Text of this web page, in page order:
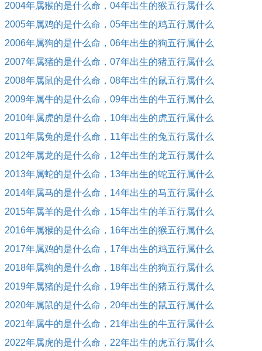
2004年属猴的是什么命，04年出生的猴五行属什么
2005年属鸡的是什么命，05年出生的鸡五行属什么
2006年属狗的是什么命，06年出生的狗五行属什么
2007年属猪的是什么命，07年出生的猪五行属什么
2008年属鼠的是什么命，08年出生的鼠五行属什么
2009年属牛的是什么命，09年出生的牛五行属什么
2010年属虎的是什么命，10年出生的虎五行属什么
2011年属兔的是什么命，11年出生的兔五行属什么
2012年属龙的是什么命，12年出生的龙五行属什么
2013年属蛇的是什么命，13年出生的蛇五行属什么
2014年属马的是什么命，14年出生的马五行属什么
2015年属羊的是什么命，15年出生的羊五行属什么
2016年属猴的是什么命，16年出生的猴五行属什么
2017年属鸡的是什么命，17年出生的鸡五行属什么
2018年属狗的是什么命，18年出生的狗五行属什么
2019年属猪的是什么命，19年出生的猪五行属什么
2020年属鼠的是什么命，20年出生的鼠五行属什么
2021年属牛的是什么命，21年出生的牛五行属什么
2022年属虎的是什么命，22年出生的虎五行属什么